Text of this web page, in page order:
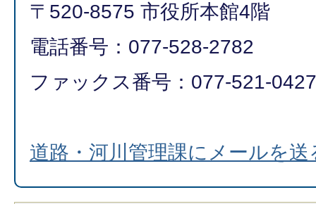
〒520-8575 市役所本館4階
電話番号：077-528-2782
ファックス番号：077-521-0427
道路・河川管理課にメールを送